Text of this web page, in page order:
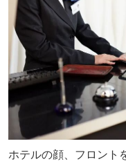
ホテルの顔、フロント